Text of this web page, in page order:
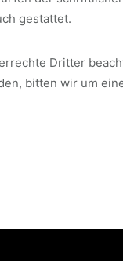
gestattet.
Dritter
bitten wir um